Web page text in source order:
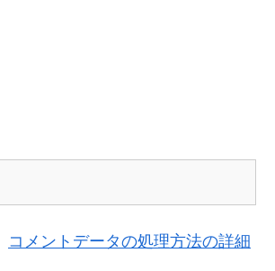
コメントデータの処理方法の詳細